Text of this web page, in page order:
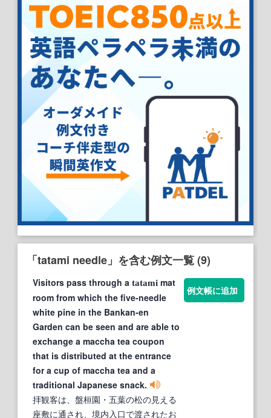
「tatami needle」を含む例文一覧 (9)
Visitors pass through a tatami mat
room from which the five-needle
white pine in the Bankan-en
Garden can be seen and are able to
exchange a maccha tea coupon
that is distributed at the entrance
for a cup of maccha tea and a
traditional Japanese snack.
拝観客は、盤桓園・五葉の松の見える
座敷に通され、境内入口で渡されたお
例文帳に追加